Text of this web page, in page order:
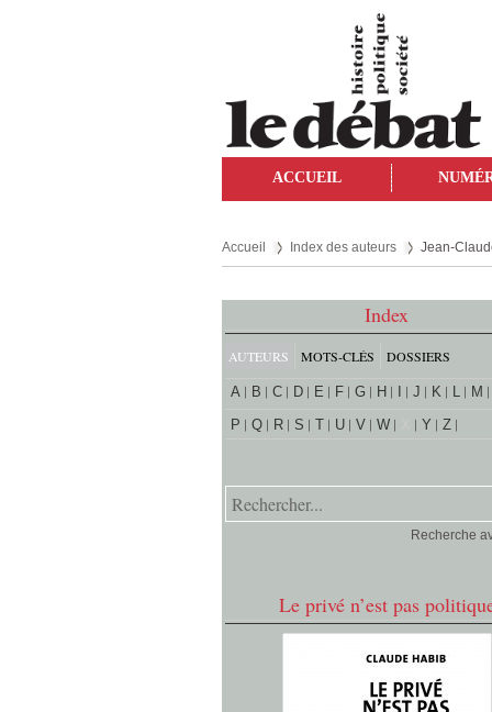
ACCUEIL
Accueil Index des auteurs Jean-
Index
AUTEURS MOTS-CLÉS DOSSIERS
A B C D E F G H J K L M
P
Q R S T U V W Y Z
Recherche
Le privé n’est pas